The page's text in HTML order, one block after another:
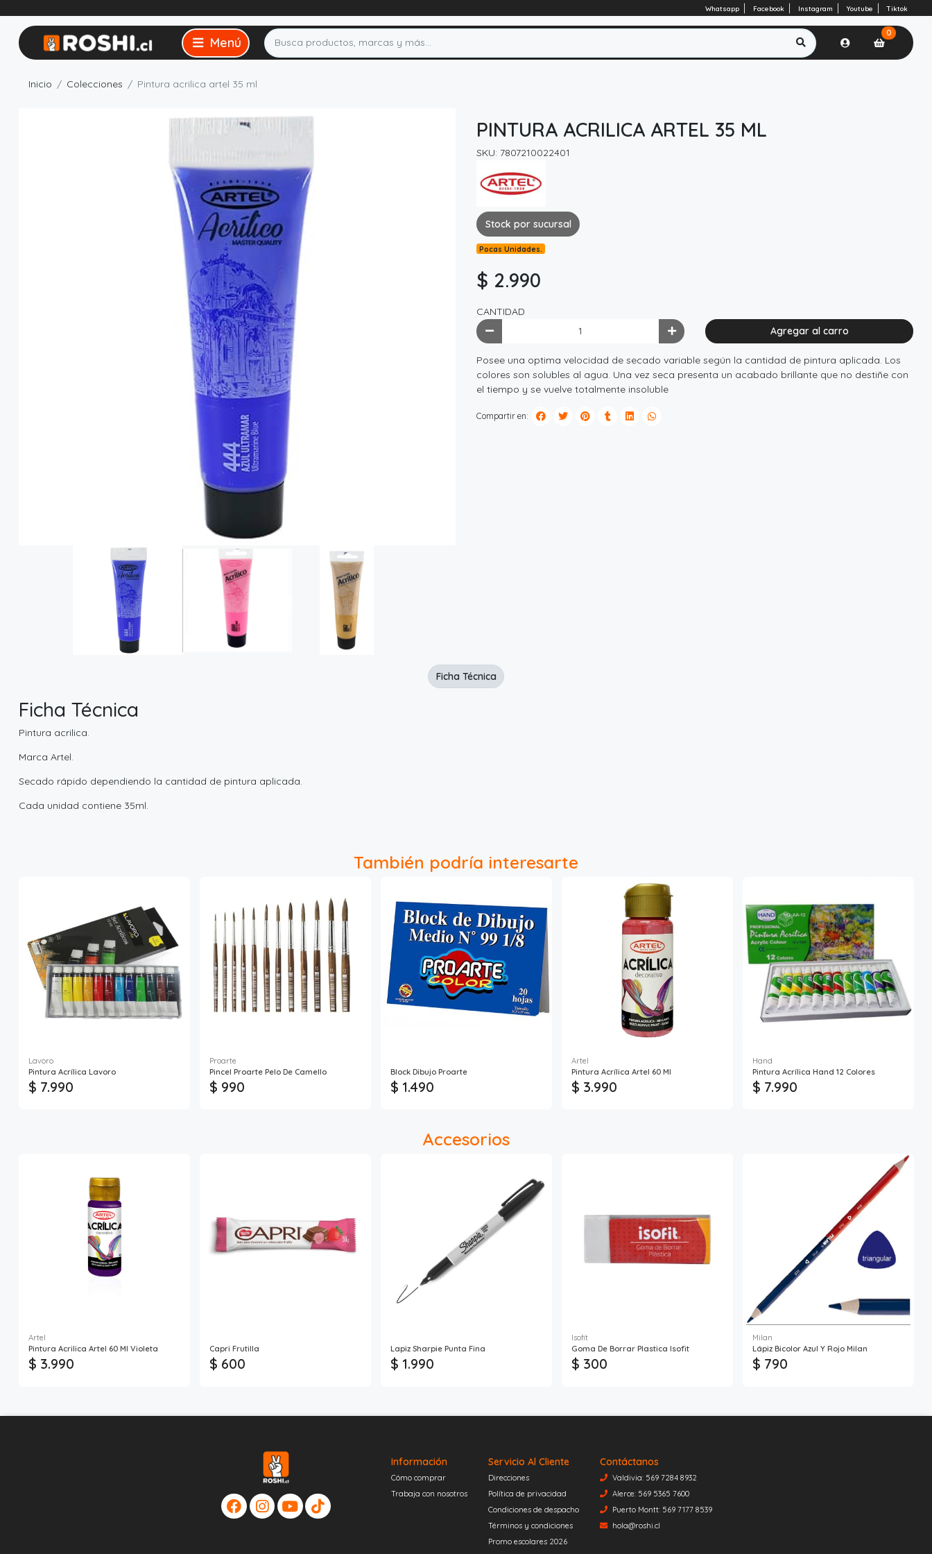
Whatsapp Facebook Instagram Youtube Tiktok
0
Inicio Colecciones Pintura acrilica artel 35 ml
PINTURA ACRILICA ARTEL 35 ML
SKU: 7807210022401
Stock por sucursal
Pocas Unidades.
$ 2.990
CANTIDAD
Agregar al carro
Posee una optima velocidad de secado variable según la cantidad de pintura aplicada. Los
colores son solubles al agua. Una vez seca presenta un acabado brillante que no destiñe con
el tiempo y se vuelve totalmente insoluble
Compartir en:
Ficha Técnica
Pintura acrilica.
Marca Artel.
Secado rápido dependiendo la cantidad de pintura aplicada.
Cada unidad contiene 35ml.
Ficha Técnica
También podría interesarte
Lavoro
Pintura Acrílica Lavoro
$ 7.990
Proarte
Pincel Proarte Pelo De Camello
$ 990
Block Dibujo Proarte
$ 1.490
Artel
Pintura Acrílica Artel 60 Ml
$ 3.990
Hand
Pintura Acrílica Hand 12 Colores
$ 7.990
Accesorios
Artel
Pintura Acrilica Artel 60 Ml Violeta
$ 3.990
Capri Frutilla
$ 600
Lapiz Sharpie Punta Fina
$ 1.990
Isofit
Goma De Borrar Plastica Isofit
$ 300
Milan
Lápiz Bicolor Azul Y Rojo Milan
$ 790
Información
Cómo comprar
Trabaja con nosotros
Servicio Al Cliente
Direcciones
Política de privacidad
Condiciones de despacho
Términos y condiciones
Promo escolares 2026
Contáctanos
Valdivia: 569 7284 8932
Alerce: 569 5365 7600
Puerto Montt: 569 7177 8539
hola@roshi.cl